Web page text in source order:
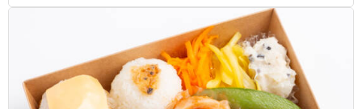
く、中身はしっとり柔らかで非常に美味しかったです。ぶ
りの照り焼きも甘みがあり、高タンパク質のおかずがバラ
ンス良く入ったお弁当でした。副菜の種類も豊富で食べご
たえがあり、満足度の高いお弁当でした。
ご利用シーン：ロケ・撮影›
スタジオ撮影